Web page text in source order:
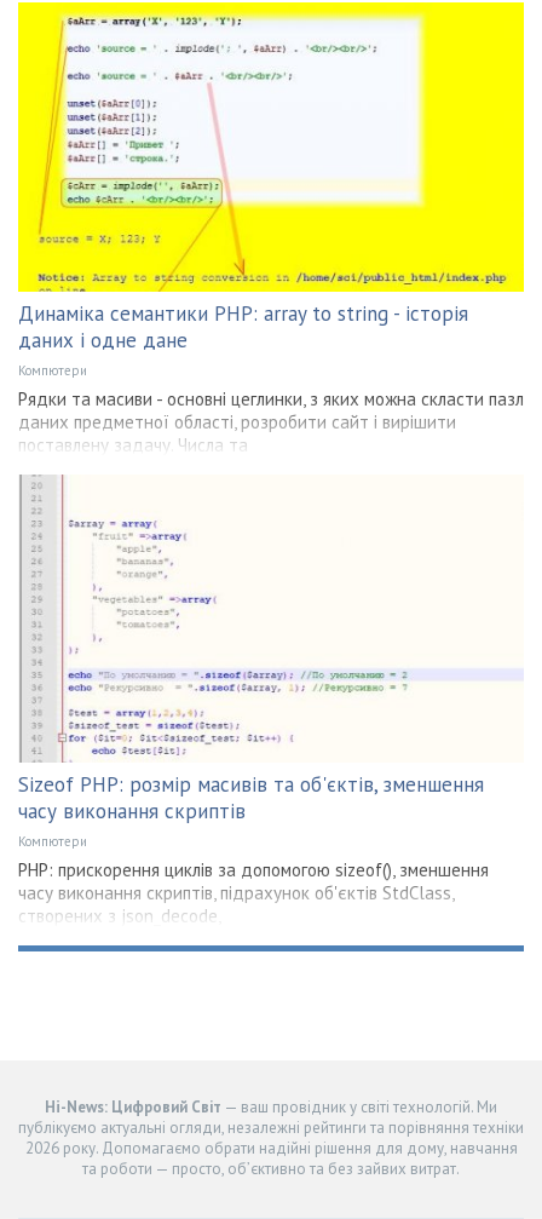
Динаміка семантики PHP: array to string - історія
даних і одне дане
Компютери
Рядки та масиви - основні цеглинки, з яких можна скласти пазл
даних предметної області, розробити сайт і вирішити
поставлену задачу. Числа та
Sizeof PHP: розмір масивів та об'єктів, зменшення
часу виконання скриптів
Компютери
PHP: прискорення циклів за допомогою sizeof(), зменшення
часу виконання скриптів, підрахунок об'єктів StdClass,
створених з json_decode,
Hi-News: Цифровий Світ — ваш провідник у світі технологій. Ми
публікуємо актуальні огляди, незалежні рейтинги та порівняння техніки
2026 року. Допомагаємо обрати надійні рішення для дому, навчання
та роботи — просто, об’єктивно та без зайвих витрат.